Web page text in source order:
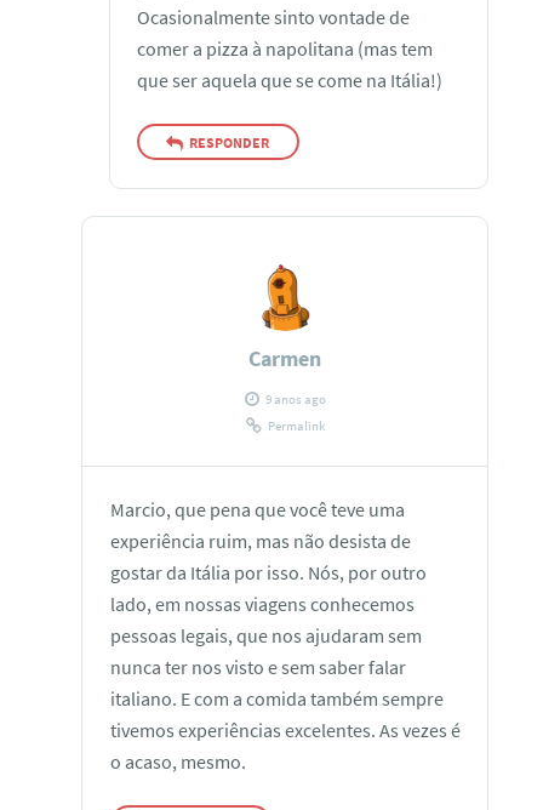
Ocasionalmente sinto vontade de
comer a pizza à napolitana (mas tem
que ser aquela que se come na Itália!)
RESPONDER
Carmen
9 anos ago
Permalink
Marcio, que pena que você teve uma
experiência ruim, mas não desista de
gostar da Itália por isso. Nós, por outro
lado, em nossas viagens conhecemos
pessoas legais, que nos ajudaram sem
nunca ter nos visto e sem saber falar
italiano. E com a comida também sempre
tivemos experiências excelentes. As vezes é
o acaso, mesmo.